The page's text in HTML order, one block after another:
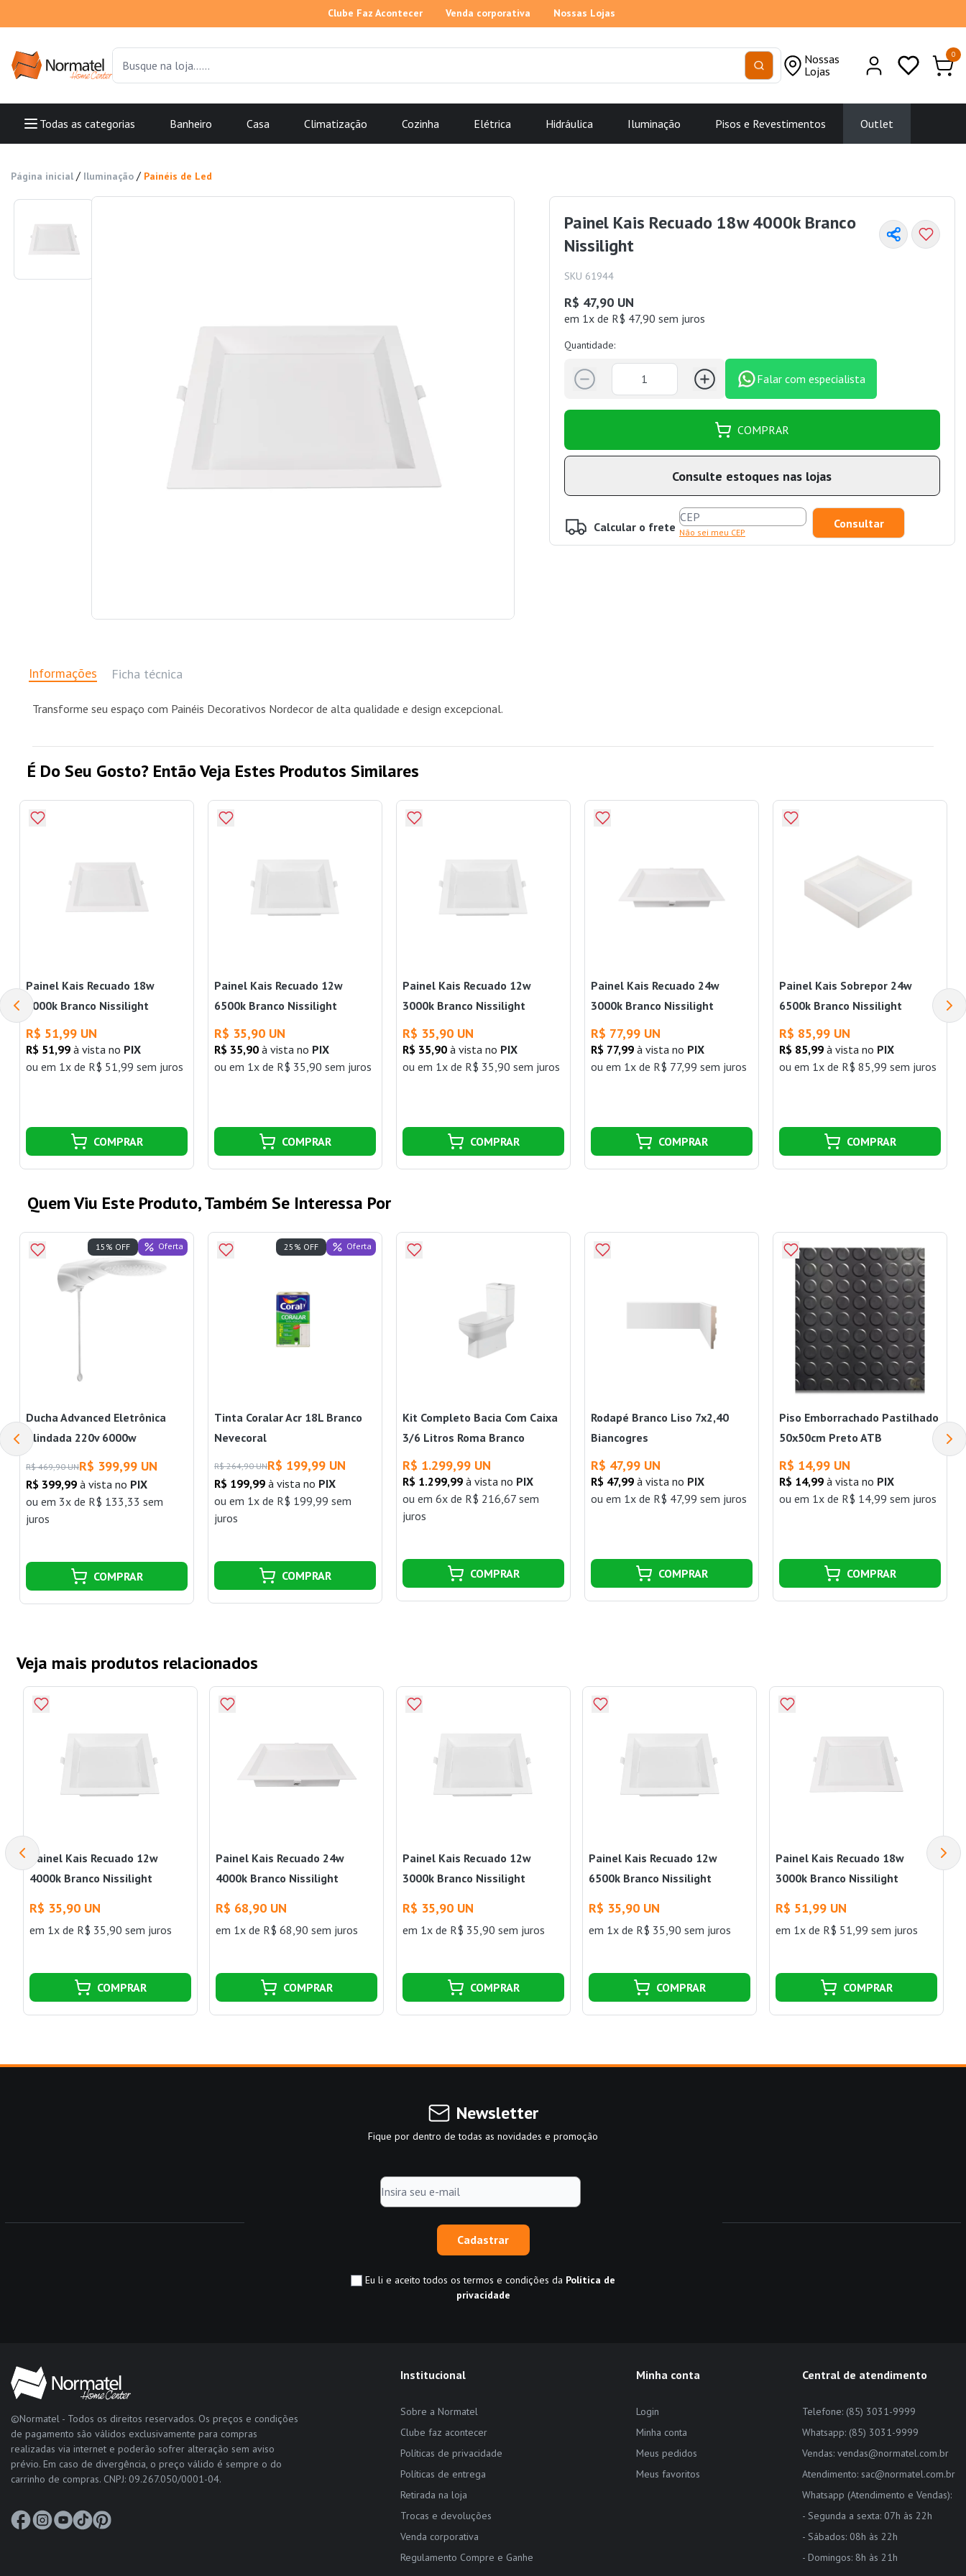
Clube Faz Acontecer Venda corporativa Nossas Lojas
Nossas
Lojas
0
Todas as categorias Banheiro Casa Climatização Cozinha Elétrica Hidráulica Iluminação Pisos e Revestimentos Outlet
Página inicial / Iluminação / Painéis de Led
Painel Kais Recuado 18w 4000k Branco
Nissilight
SKU 61944
R$ 47,90 UN
em 1x de R$ 47,90 sem juros
Quantidade:
Falar com especialista
COMPRAR
Consulte estoques nas lojas
Calcular o frete Não sei meu CEP
Informações Ficha técnica
Transforme seu espaço com Painéis Decorativos Nordecor de alta qualidade e design excepcional.
É Do Seu Gosto? Então Veja Estes Produtos Similares
Painel Kais Recuado 18w
3000k Branco Nissilight
R$ 51,99 UN
R$ 51,99 à vista no PIX
ou em 1x de R$ 51,99 sem juros
COMPRAR
Painel Kais Recuado 12w
6500k Branco Nissilight
R$ 35,90 UN
R$ 35,90 à vista no PIX
ou em 1x de R$ 35,90 sem juros
COMPRAR
Painel Kais Recuado 12w
3000k Branco Nissilight
R$ 35,90 UN
R$ 35,90 à vista no PIX
ou em 1x de R$ 35,90 sem juros
COMPRAR
Painel Kais Recuado 24w
3000k Branco Nissilight
R$ 77,99 UN
R$ 77,99 à vista no PIX
ou em 1x de R$ 77,99 sem juros
COMPRAR
Painel Kais Sobrepor 24w
6500k Branco Nissilight
R$ 85,99 UN
R$ 85,99 à vista no PIX
ou em 1x de R$ 85,99 sem juros
COMPRAR
Quem Viu Este Produto, Também Se Interessa Por
Ducha Advanced Eletrônica
Blindada 220v 6000w
Lorenzetti
R$ 469,90 UNR$ 399,99 UN
R$ 399,99 à vista no PIX
ou em 3x de R$ 133,33 sem
juros
15% OFF Oferta
COMPRAR
Tinta Coralar Acr 18L Branco
Nevecoral
R$ 264,90 UNR$ 199,99 UN
R$ 199,99 à vista no PIX
ou em 1x de R$ 199,99 sem
juros
25% OFF Oferta
COMPRAR
Kit Completo Bacia Com Caixa
3/6 Litros Roma Branco
R$ 1.299,99 UN
R$ 1.299,99 à vista no PIX
ou em 6x de R$ 216,67 sem
juros
COMPRAR
Rodapé Branco Liso 7x2,40
Biancogres
R$ 47,99 UN
R$ 47,99 à vista no PIX
ou em 1x de R$ 47,99 sem juros
COMPRAR
Piso Emborrachado Pastilhado
50x50cm Preto ATB
R$ 14,99 UN
R$ 14,99 à vista no PIX
ou em 1x de R$ 14,99 sem juros
COMPRAR
Veja mais produtos relacionados
Painel Kais Recuado 12w
4000k Branco Nissilight
R$ 35,90 UN
em 1x de R$ 35,90 sem juros
COMPRAR
Painel Kais Recuado 24w
4000k Branco Nissilight
R$ 68,90 UN
em 1x de R$ 68,90 sem juros
COMPRAR
Painel Kais Recuado 12w
3000k Branco Nissilight
R$ 35,90 UN
em 1x de R$ 35,90 sem juros
COMPRAR
Painel Kais Recuado 12w
6500k Branco Nissilight
R$ 35,90 UN
em 1x de R$ 35,90 sem juros
COMPRAR
Painel Kais Recuado 18w
3000k Branco Nissilight
R$ 51,99 UN
em 1x de R$ 51,99 sem juros
COMPRAR
Newsletter
Fique por dentro de todas as novidades e promoção
Cadastrar
Eu li e aceito todos os termos e condições da Política de
privacidade
©Normatel - Todos os direitos reservados. Os preços e condições
de pagamento são válidos exclusivamente para compras
realizadas via internet e poderão sofrer alteração sem aviso
prévio. Em caso de divergência, o preço válido é sempre o do
carrinho de compras. CNPJ: 09.267.050/0001-04.
Institucional
Sobre a Normatel
Clube faz acontecer
Políticas de privacidade
Políticas de entrega
Retirada na loja
Trocas e devoluções
Venda corporativa
Regulamento Compre e Ganhe
Minha conta
Login
Minha conta
Meus pedidos
Meus favoritos
Central de atendimento
Telefone: (85) 3031-9999
Whatsapp: (85) 3031-9999
Vendas: vendas@normatel.com.br
Atendimento: sac@normatel.com.br
Whatsapp (Atendimento e Vendas):
- Segunda a sexta: 07h às 22h
- Sábados: 08h às 22h
- Domingos: 8h às 21h